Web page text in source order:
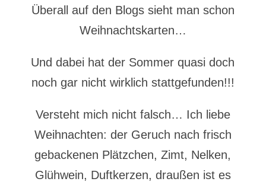
Überall auf den Blogs sieht man schon
Weihnachtskarten…
Und dabei hat der Sommer quasi doch
noch gar nicht wirklich stattgefunden!!!
Versteht mich nicht falsch… Ich liebe
Weihnachten: der Geruch nach frisch
gebackenen Plätzchen, Zimt, Nelken,
Glühwein, Duftkerzen, draußen ist es